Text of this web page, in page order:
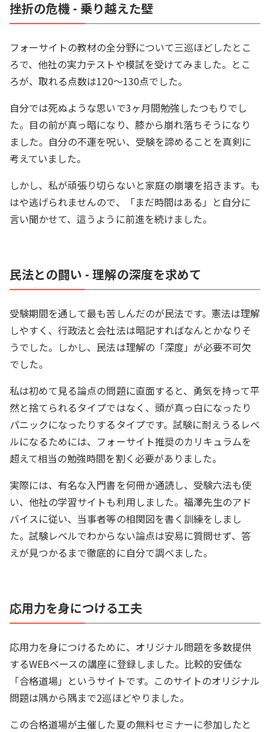
挫折の危機 - 乗り越えた壁
フォーサイトの教材の全分野について三巡ほどしたとこ
ろで、他社の実力テストや模試を受けてみました。とこ
ろが、取れる点数は120～130点でした。
自分では死ぬような思いで3ヶ月間勉強したつもりでし
た。目の前が真っ暗になり、膝から崩れ落ちそうになり
ました。自分の不運を呪い、受験を諦めることを真剣に
考えていました。
しかし、私が頑張り切らないと家庭の崩壊を招きます。も
はや逃げられませんので、「まだ時間はある」と自分に
言い聞かせて、這うように前進を続けました。
民法との闘い - 理解の深度を求めて
受験期間を通して最も苦しんだのが民法です。憲法は理解
しやすく、行政法と会社法は暗記すればなんとかなりそ
うでした。しかし、民法は理解の「深度」が必要不可欠
でした。
私は初めて見る論点の問題に直面すると、勇気を持って平
然と捨てられるタイプではなく、頭が真っ白になったり
パニックになったりするタイプです。試験に耐えうるレベ
ルになるためには、フォーサイト推奨のカリキュラムを
超えて相当の勉強時間を割く必要がありました。
実際には、有名な入門書を何冊か通読し、受験六法も使
い、他社の学習サイトも利用しました。福澤先生のアド
バイスに従い、当事者等の相関図を書く訓練をしまし
た。試験レベルでわからない論点は安易に質問せず、答
えが見つかるまで徹底的に自分で調べました。
応用力を身につける工夫
応用力を身につけるために、オリジナル問題を多数提供
するWEBベースの講座に登録しました。比較的安価な
「合格道場」というサイトです。このサイトのオリジナル
問題は隅から隅まで2巡ほどやりました。
この合格道場が主催した夏の無料セミナーに参加したと